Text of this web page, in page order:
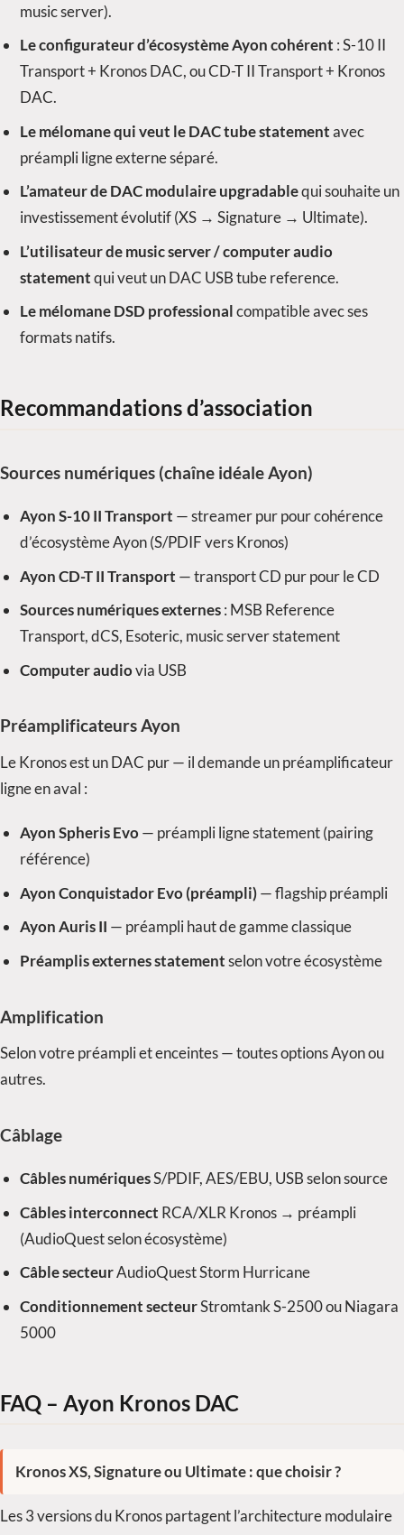
music server).
Le configurateur d’écosystème Ayon cohérent : S-10 II
Transport + Kronos DAC, ou CD-T II Transport + Kronos
DAC.
Le mélomane qui veut le DAC tube statementavec
préampli ligne externe séparé.
L’amateur de DAC modulaire upgradablequi souhaite un
investissement évolutif (XS → Signature → Ultimate).
L’utilisateur de music server / computer audio
statementqui veut un DAC USB tube reference.
Le mélomane DSD professionalcompatible avec ses
formats natifs.
Recommandations d’association
Sources numériques (chaîne idéale Ayon)
Ayon S-10 II Transport — streamer pur pour cohérence
d’écosystème Ayon (S/PDIF vers Kronos)
Ayon CD-T II Transport — transport CD pur pour le CD
Sources numériques externes: MSB Reference
Transport, dCS, Esoteric, music server statement
Computer audiovia USB
Préamplificateurs Ayon
Le Kronos est un DAC pur — il demande un préamplificateur
ligne en aval :
Ayon Spheris Evo— préampli ligne statement (pairing
référence)
Ayon Conquistador Evo (préampli)— flagship préampli
Ayon Auris II — préampli haut de gamme classique
Préamplis externes statementselon votre écosystème
Amplification
Selon votre préampli et enceintes — toutes options Ayon ou
autres.
Câblage
Câbles numériquesS/PDIF, AES/EBU, USB selon source
Câbles interconnect RCA/XLR Kronos → préampli
(AudioQuest selon écosystème)
Câble secteurAudioQuest Storm Hurricane
Conditionnement secteurStromtank S-2500 ou Niagara
5000
FAQ – Ayon Kronos DAC
Kronos XS, Signature ou Ultimate : que choisir ?
Les 3 versions du Kronos partagent l’architecture modulaire